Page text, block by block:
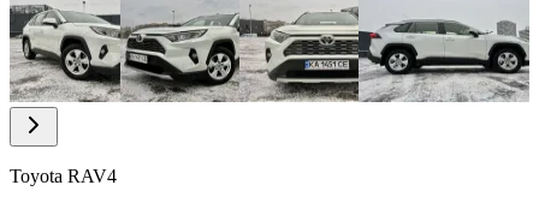
1
of
8
Item
8
Toyota RAV4